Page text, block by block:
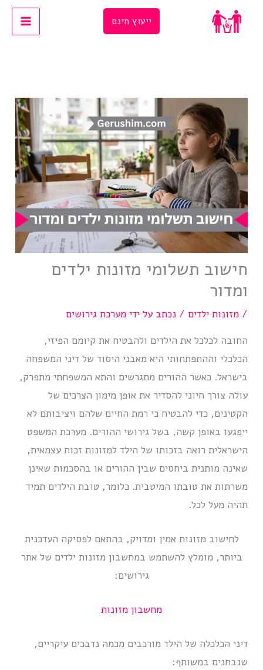
ייעוץ חינם
חישוב תשלומי מזונות ילדים
ומדור
/מזונות ילדים / נכתב על ידימערכת גירושים
החובה לכלכל את הילדים ולהבטיח את קיומם הפיזי,
הכלכלי וההתפתחותי היא מאבני היסוד של דיני המשפחה
בישראל. כאשר ההורים מתגרשים והתא המשפחתי מתפרק,
עולה צורך חיוני להסדיר את אופן מימון הצרכים של
הקטינים, כדי להבטיח כי רמת החיים שלהם ויציבותם לא
ייפגעו באופן קשה, בשל גירושי ההורים. מערכת המשפט
הישראלית רואה בזכותו של הילד למזונות זכות עצמאית,
שאינה מותנית ביחסים שבין ההורים או בהסכמות שאינן
משרתות את טובתו המיטבית. כלומר, טובת הילדים תמיד
תהיה מעל לכל.
לחישוב מזונות אמין ומדויק, בהתאם לפסיקה העדכנית
ביותר, מומלץ להשתמש במחשבון מזונות ילדים של אתר
גירושים:
מחשבון מזונות
דיני הכלכלה של הילד מורכבים מכמה נדבכים עיקריים,
שנבחנים במשותף: